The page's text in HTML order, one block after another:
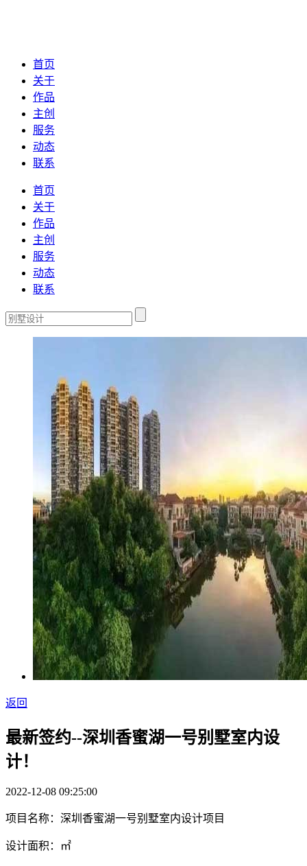
首页
关于
作品
主创
服务
动态
联系
首页
关于
作品
主创
服务
动态
联系
返回
最新签约--深圳香蜜湖一号别墅室内设
计！
2022-12-08 09:25:00
项目名称：深圳香蜜湖一号别墅室内设计项目
设计面积：㎡